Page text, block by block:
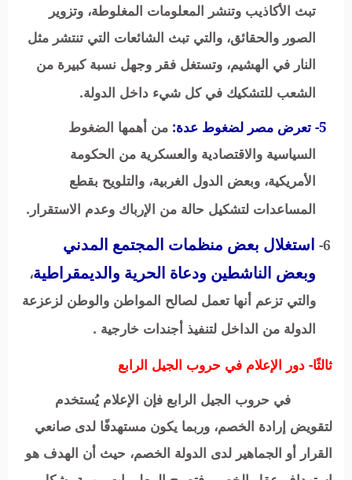
تبث الأكاذيب وتنشر المعلومات المغلوطة، وتزوير
الصور والحقائق، والتي تبث الشائعات التي تنتشر مثل
النار في الهشيم، وتستغل فقر وجهل نسبة كبيرة من
الشعب للتشكيك في كل شيء داخل الدولة.
من أهمها الضغوط
السياسية والاقتصادية والعسكرية من الحكومة
الأمريكية، وبعض الدول الغربية، والتلويح بقطع
المساعدات لتشكيل حالة من الإرباك وعدم الاستقرار.
6- استغلال بعض منظمات المجتمع المدني
وبعض الناشطين ودعاة الحرية والديمقراطية،
والتي تزعم أنها تعمل لصالح المواطن والوطن لزعزعة
الدولة من الداخل لتنفيذ أجندات خارجية .
ثالثًا- دور الإعلام في حروب الجيل الرابع
في حروب الجيل الرابع فإن الإعلام يُستخدم
لتقويض إرادة الخصم، وربما يكون مستهدفًا لدى صانعي
القرار أو الجماهير لدى الدولة الخصم، حيث أن الهدف هو